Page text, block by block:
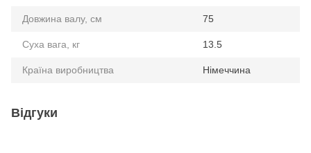
Довжина валу, см 75
Суха вага, кг 13.5
Країна виробництва Німеччина
Відгуки